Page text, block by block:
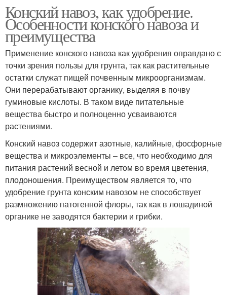
Конский навоз, как удобрение.
Особенности конского навоза и
преимущества
Применение конского навоза как удобрения оправдано с
точки зрения пользы для грунта, так как растительные
остатки служат пищей почвенным микроорганизмам.
Они перерабатывают органику, выделяя в почву
гуминовые кислоты. В таком виде питательные
вещества быстро и полноценно усваиваются
растениями.
Конский навоз содержит азотные, калийные, фосфорные
вещества и микроэлементы – все, что необходимо для
питания растений весной и летом во время цветения,
плодоношения. Преимуществом является то, что
удобрение грунта конским навозом не способствует
размножению патогенной флоры, так как в лошадиной
органике не заводятся бактерии и грибки.